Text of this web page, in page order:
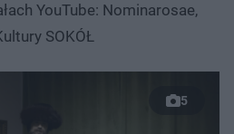
YouTube: Nominarosae,
SOKÓŁ
5